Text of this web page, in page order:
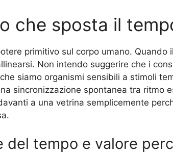
che sposta il
primitivo sul corpo umano. Quando
Non intendo suggerire che i
siamo organismi sensibili a stimoli
sincronizzazione spontanea tra ritmo
a una vetrina semplicemente
del tempo e valore